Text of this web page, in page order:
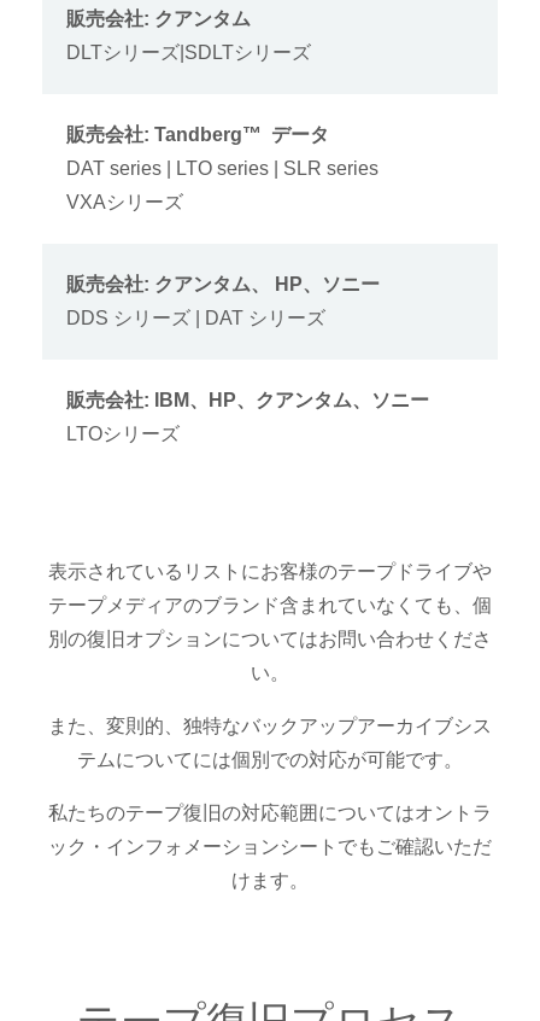
販売会社: クアンタム
DLTシリーズ|SDLTシリーズ
販売会社: Tandberg™ データ
DAT series | LTO series | SLR series
VXAシリーズ
販売会社: クアンタム、 HP、ソニー
DDS シリーズ | DAT シリーズ
販売会社: IBM、HP、クアンタム、ソニー
LTOシリーズ
表示されているリストにお客様のテープドライブや
テープメディアのブランド含まれていなくても、個
別の復旧オプションについてはお問い合わせくださ
い。
また、変則的、独特なバックアップアーカイブシス
テムについてには個別での対応が可能です。
私たちのテープ復旧の対応範囲についてはオントラ
ック・インフォメーションシートでもご確認いただ
けます。